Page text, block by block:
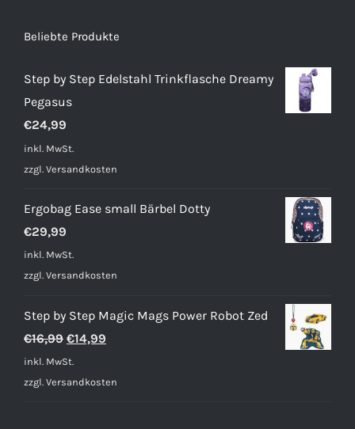
Beliebte Produkte
Step by Step Edelstahl Trinkflasche Dreamy
Pegasus
€24,99
inkl. MwSt.
zzgl. Versandkosten
Ergobag Ease small Bärbel Dotty
€29,99
inkl. MwSt.
zzgl. Versandkosten
Step by Step Magic Mags Power Robot Zed
€16,99 Ursprünglicher
Preis
war:
€14,99
ist:
inkl. MwSt.
zzgl. Versandkosten